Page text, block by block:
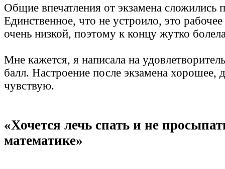
Общие впечатления от экзамена сложились
Единственное, что не устроило, это
очень низкой, поэтому к концу жутко
Мне кажется, я написала на
балл. Настроение после экзамена хорошее,
чувствую.
«Хочется лечь спать и не
математике»